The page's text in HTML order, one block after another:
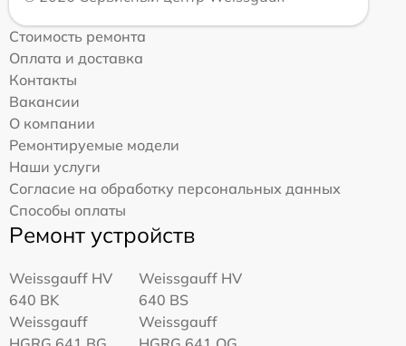
Стоимость ремонта
Оплата и доставка
Контакты
Вакансии
О компании
Ремонтируемые модели
Наши услуги
Согласие на обработку персональных данных
Способы оплаты
Ремонт устройств
Weissgauff HV
640 BK
Weissgauff HV
640 BS
Weissgauff
Weissgauff